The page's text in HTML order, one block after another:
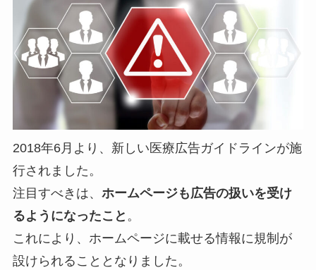
2018年6月より、新しい医療広告ガイドラインが施
行されました。
注目すべきは、 ホームページも広告の扱いを受け
るようになったこと 。
これにより、ホームページに載せる情報に規制が
設けられることとなりました。